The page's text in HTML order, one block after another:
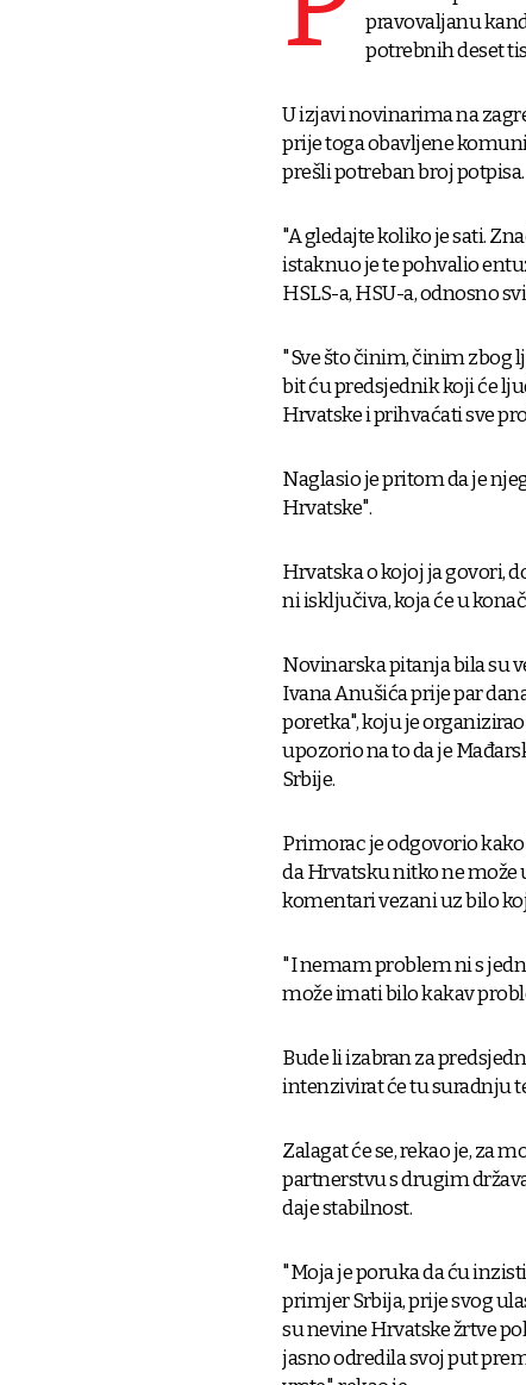
pravovaljanu
potrebnih deset
U izjavi novinarima na
prije toga obavljene
prešli potreban broj potpisa.
"A gledajte koliko je sati.
istaknuo je te pohvalio
HSLS-a, HSU-a, odnosno
"Sve što činim, činim zbog
bit ću predsjednik koji će
Hrvatske i prihvaćati sve
Naglasio je pritom da je
Hrvatske".
Hrvatska o kojoj ja govori,
ni isključiva, koja će u
Novinarska pitanja bila su
Ivana Anušića prije par
poretka", koju je
upozorio na to da je
Srbije.
Primorac je odgovorio
da Hrvatsku nitko ne može
komentari vezani uz bilo
"I nemam problem ni s
može imati bilo kakav
Bude li izabran za
intenzivirat će tu suradnju
Zalagat će se, rekao je, za
partnerstvu s drugim
daje stabilnost.
"Moja je poruka da ću
primjer Srbija, prije svog
su nevine Hrvatske žrtve
jasno odredila svoj put